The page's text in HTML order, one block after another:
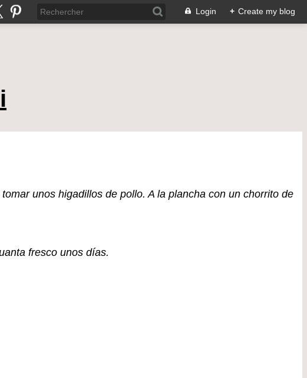
Login + Create my blog
unos higadillos de pollo. A la plancha con un chorrito de
fresco unos días.